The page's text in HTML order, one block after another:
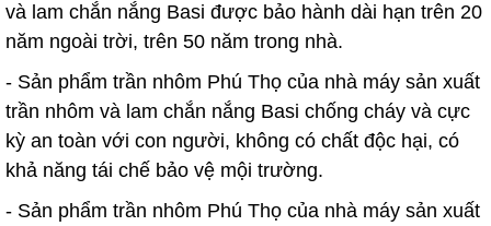
và lam chắn nắng Basi được bảo hành dài hạn trên 20
năm ngoài trời, trên 50 năm trong nhà.
- Sản phẩm trần nhôm Phú Thọ của nhà máy sản xuất
trần nhôm và lam chắn nắng Basi chống cháy và cực
kỳ an toàn với con người, không có chất độc hại, có
khả năng tái chế bảo vệ mội trường.
- Sản phẩm trần nhôm Phú Thọ của nhà máy sản xuất